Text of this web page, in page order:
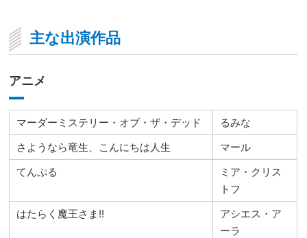
主な出演作品
アニメ
マーダーミステリー・オブ・ザ・デッド
るみな
さようなら竜生、こんにちは人生
マール
てんぷる
ミア・クリス
トフ
はたらく魔王さま!!
アシエス・ア
ーラ